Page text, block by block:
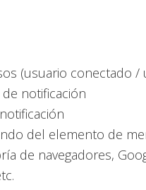
(usuario conectado
notificación
del elemento de
de navegadores,